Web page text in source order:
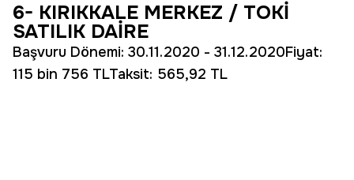
6- KIRIKKALE MERKEZ / TOKİ
SATILIK DAİRE
Başvuru Dönemi: 30.11.2020 - 31.12.2020Fiyat:
115 bin 756 TLTaksit: 565,92 TL